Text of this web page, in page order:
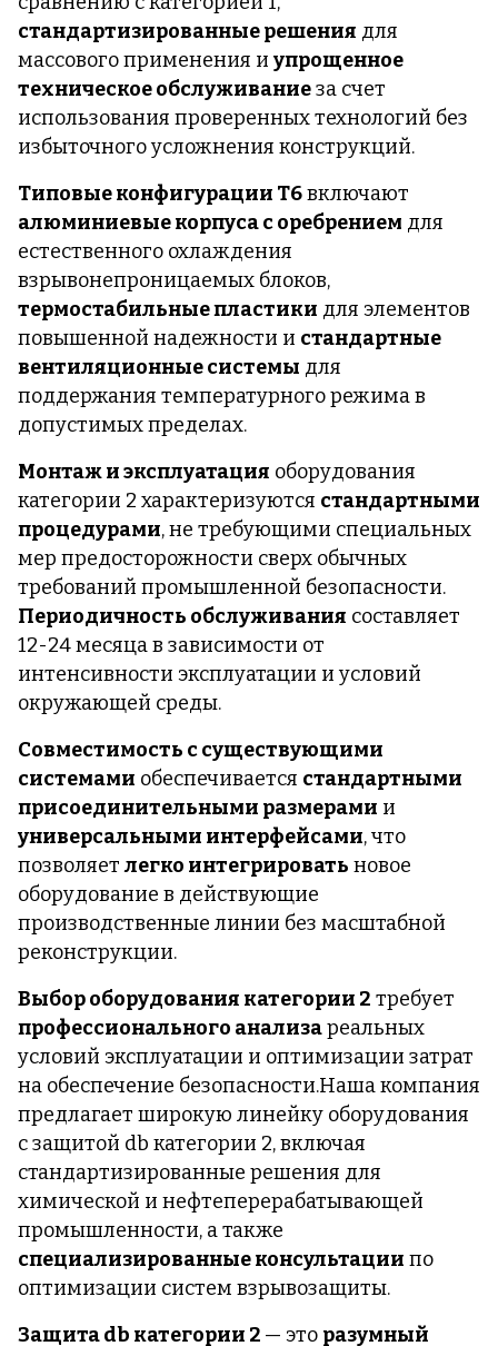
стандартизированные решения для
массового применения и упрощенное
техническое обслуживаниеза счет
использования проверенных технологий без
избыточного усложнения конструкций.
Типовые конфигурации T6включают
алюминиевые корпуса с оребрением для
естественного охлаждения
взрывонепроницаемых блоков,
термостабильные пластики для элементов
повышенной надежности и стандартные
вентиляционные системы для
поддержания температурного режима в
допустимых пределах.
Монтаж и эксплуатация оборудования
категории 2 характеризуются стандартными
процедурами, не требующими специальных
мер предосторожности сверх обычных
требований промышленной безопасности.
Периодичность обслуживания составляет
12-24 месяца в зависимости от
интенсивности эксплуатации и условий
окружающей среды.
Совместимость с существующими
системами обеспечивается стандартными
присоединительными размерами и
универсальными интерфейсами, что
позволяетлегко интегрировать новое
оборудование в действующие
производственные линии без масштабной
реконструкции.
Выбор оборудования категории 2 требует
профессионального анализареальных
условий эксплуатации и оптимизации затрат
на обеспечение безопасности.Наша компания
предлагает широкую линейку оборудования
с защитой db категории 2, включая
стандартизированные решения для
химической и нефтеперерабатывающей
промышленности, а также
специализированные консультации по
оптимизации систем взрывозащиты.
Защита db категории 2 — это разумный